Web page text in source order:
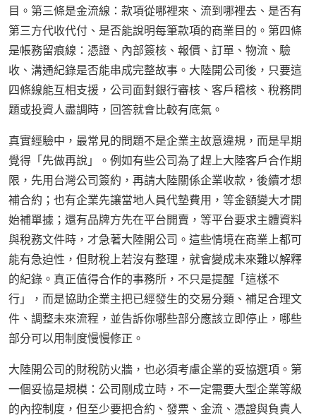
目。第三條是金流線：款項從哪裡來、流到哪裡去、是否有
第三方代收代付、是否能說明每筆款項的商業目的。第四條
是帳務留痕線：憑證、內部簽核、報價、訂單、物流、驗
收、溝通紀錄是否能串成完整故事。大陸開公司後，只要這
四條線能互相支援，公司面對銀行審核、客戶稽核、稅務問
題或投資人盡調時，回答就會比較有底氣。
真實經驗中，最常見的問題不是企業主故意違規，而是早期
覺得「先做再說」。例如有些公司為了趕上大陸客戶合作期
限，先用台灣公司簽約，再請大陸關係企業收款，後續才想
補合約；也有企業先讓當地人員代墊費用，等金額變大才開
始補單據；還有品牌方先在平台開賣，等平台要求主體資料
與稅務文件時，才急著大陸開公司。這些情境在商業上都可
能有急迫性，但財稅上若沒有整理，就會變成未來難以解釋
的紀錄。真正值得合作的事務所，不只是提醒「這樣不
行」，而是協助企業主把已經發生的交易分類、補足合理文
件、調整未來流程，並告訴你哪些部分應該立即停止，哪些
部分可以用制度慢慢修正。
大陸開公司的財稅防火牆，也必須考慮企業的妥協選項。第
一個妥協是規模：公司剛成立時，不一定需要大型企業等級
的內控制度，但至少要把合約、發票、金流、憑證與負責人